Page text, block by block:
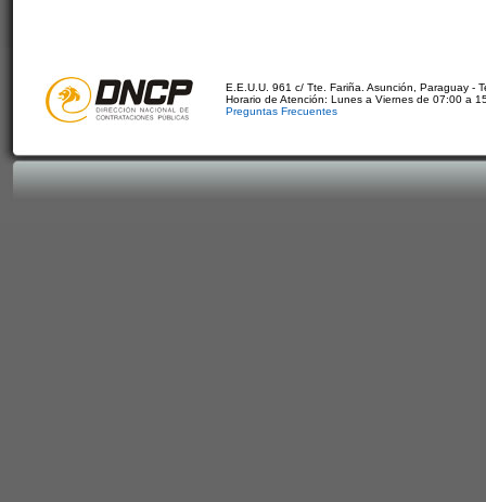
E.E.U.U. 961 c/ Tte. Fariña. Asunción, Paraguay -
Horario de Atención: Lunes a Viernes de 07:00 a
Preguntas Frecuentes